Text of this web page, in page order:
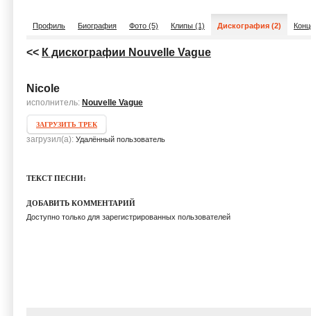
Профиль Биография Фото (5) Клипы (1) Дискография (2)
<< К дискографии Nouvelle Vague
Nicole
исполнитель: Nouvelle Vague
ЗАГРУЗИТЬ ТРЕК
загрузил(а): Удалённый пользователь
ТЕКСТ ПЕСНИ:
ДОБАВИТЬ КОММЕНТАРИЙ
Доступно только для зарегистрированных пользователей